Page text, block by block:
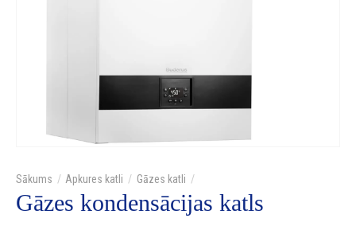
Apkures katli Gāzes katli
Gāzes kondensācijas katls